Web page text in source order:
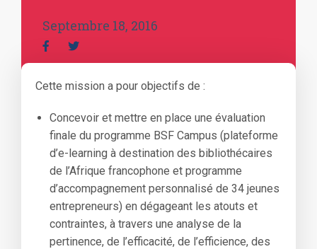
Septembre 18, 2016
Cette mission a pour objectifs de :
Concevoir et mettre en place une évaluation
finale du programme BSF Campus (plateforme
d’e-learning à destination des bibliothécaires
de l’Afrique francophone et programme
d’accompagnement personnalisé de 34 jeunes
entrepreneurs) en dégageant les atouts et
contraintes, à travers une analyse de la
pertinence, de l’efficacité, de l’efficience, des